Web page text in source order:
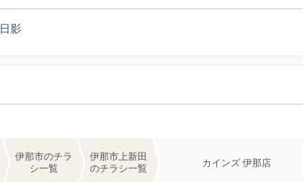
日影
伊那市のチラ
シ一覧
伊那市上新田
のチラシ一覧
カインズ 伊那店